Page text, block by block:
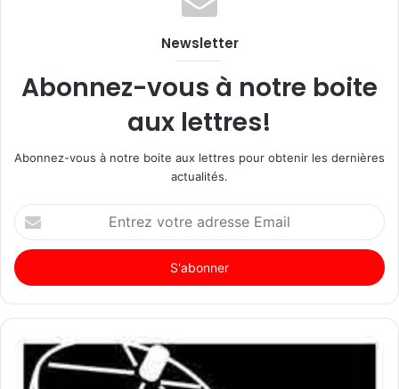
Newsletter
Abonnez-vous à notre boite
aux lettres!
Abonnez-vous à notre boite aux lettres pour obtenir les dernières
actualités.
Entrez
votre
adresse
Email